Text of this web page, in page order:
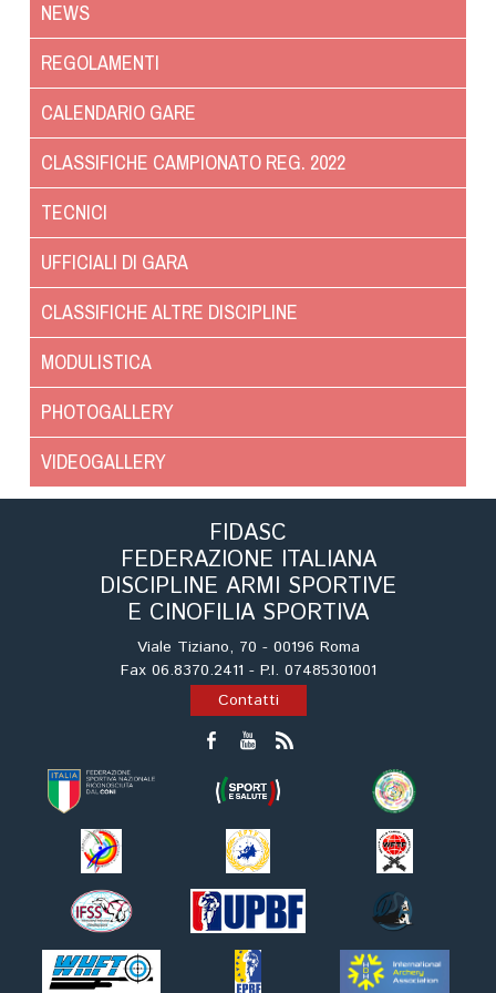
NEWS
REGOLAMENTI
CALENDARIO GARE
CLASSIFICHE CAMPIONATO REG. 2022
TECNICI
UFFICIALI DI GARA
CLASSIFICHE ALTRE DISCIPLINE
MODULISTICA
PHOTOGALLERY
VIDEOGALLERY
FIDASC
FEDERAZIONE ITALIANA
DISCIPLINE ARMI SPORTIVE
E CINOFILIA SPORTIVA
Viale Tiziano, 70 - 00196 Roma
Fax 06.8370.2411 - P.I. 07485301001
Contatti
Hoopers
Obedience
Rally Obedience
Ricerca Tartufo
Sport acquatici
Treibball
Protezione civile Sportiva
Cinofilia Venatoria
Sleddog